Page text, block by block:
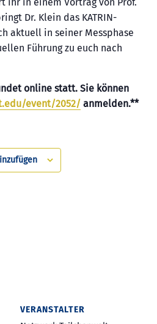
Dr. Klein das KATRIN-
aktuell in seiner Messphase
Führung zu euch nach
online statt. Sie können
event/2052/ anmelden.**
VERANSTALTER